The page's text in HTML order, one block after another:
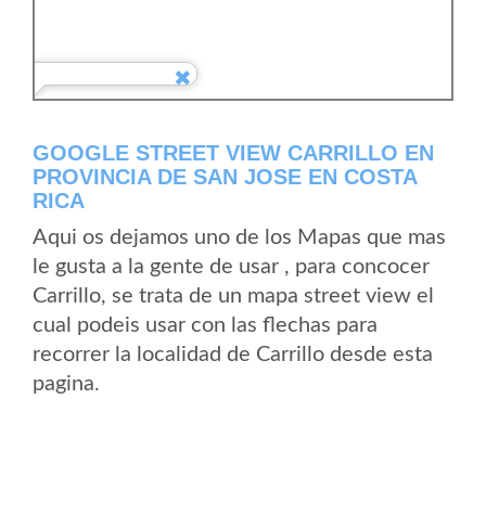
GOOGLE STREET VIEW CARRILLO EN
PROVINCIA DE SAN JOSE EN COSTA
RICA
Aqui os dejamos uno de los Mapas que mas
le gusta a la gente de usar , para concocer
Carrillo, se trata de un mapa street view el
cual podeis usar con las flechas para
recorrer la localidad de Carrillo desde esta
pagina.